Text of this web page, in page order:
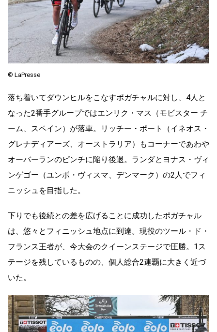
©︎ LaPresse
落ち着いてダウンヒルをこなすポガチャルに対し、 4人と
なった2番手グループではエンリク・マス（モビスター チ
ーム、スペイン）が落車。リッチー・ポート（イネオス・
グレナディアーズ、オーストラリア）もコーナーであわや
オーバーランのピンチに陥り後退。ランダとヨナス・ヴィ
ンゲゴー（ユンボ・ヴィスマ、デンマーク）の2 人でフィ
ニッシュを目指した。
下りでも後続との差を広げることに成功したポガチャル
は、悠々とフィニッシュ地点に到達。現役のツール・ド・
フランス王者が、今大会のクイーンステージで圧勝。 1 ス
テージを残しているものの、個人総合2連覇に大きく近づ
いた。